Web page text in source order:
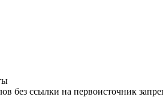
без ссылки на первоисточник